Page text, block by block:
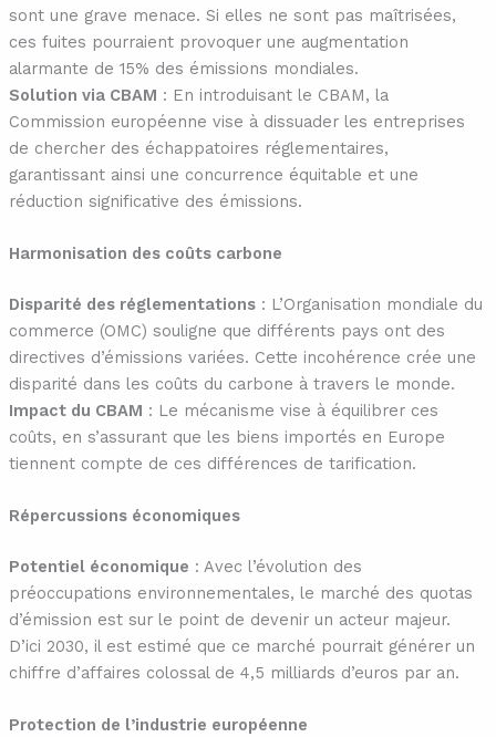
sont une grave menace. Si elles ne sont pas maîtrisées,
ces fuites pourraient provoquer une augmentation
alarmante de 15% des émissions mondiales.
Solution via CBAM : En introduisant le CBAM, la
Commission européenne vise à dissuader les entreprises
de chercher des échappatoires réglementaires,
garantissant ainsi une concurrence équitable et une
réduction significative des émissions.
Harmonisation des coûts carbone
Disparité des réglementations: L’Organisation mondiale du
commerce (OMC) souligne que différents pays ont des
directives d’émissions variées. Cette incohérence crée une
disparité dans les coûts du carbone à travers le monde.
Impact du CBAM : Le mécanisme vise à équilibrer ces
coûts, en s’assurant que les biens importés en Europe
tiennent compte de ces différences de tarification.
Répercussions économiques
Potentiel économique : Avec l’évolution des
préoccupations environnementales, le marché des quotas
d’émission est sur le point de devenir un acteur majeur.
D’ici 2030, il est estimé que ce marché pourrait générer un
chiffre d’affaires colossal de 4,5 milliards d’euros par an.
Protection de l’industrie européenne